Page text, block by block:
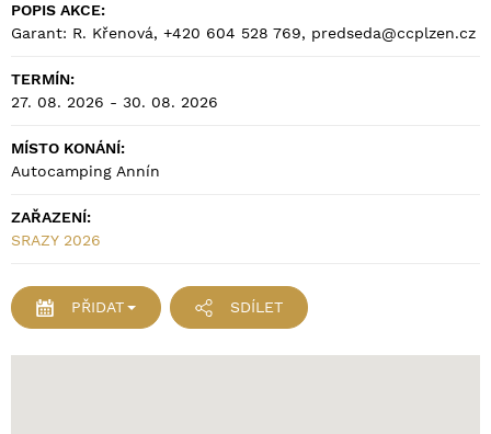
POPIS AKCE:
Garant: R. Křenová, +420 604 528 769, predseda@ccplzen.cz
TERMÍN:
27. 08. 2026 - 30. 08. 2026
MÍSTO KONÁNÍ:
Autocamping Annín
ZAŘAZENÍ:
SRAZY 2026
PŘIDAT SDÍLET